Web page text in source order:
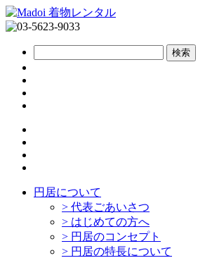
円居について
> 代表ごあいさつ
> はじめての方へ
> 円居のコンセプト
> 円居の特長について